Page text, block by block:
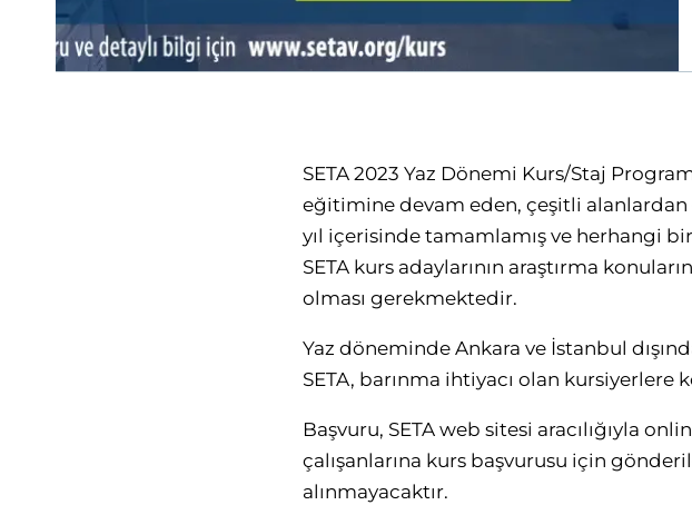
SETA 2023 Yaz Dönemi Kurs/Staj
eğitimine devam eden, çeşitli
yıl içerisinde tamamlamış ve herhangi
SETA kurs adaylarının araştırma
olması gerekmektedir.
Yaz döneminde Ankara ve İstanbul
SETA, barınma ihtiyacı olan kursiyerlere
Başvuru, SETA web sitesi aracılığıyla
çalışanlarına kurs başvurusu için
alınmayacaktır.